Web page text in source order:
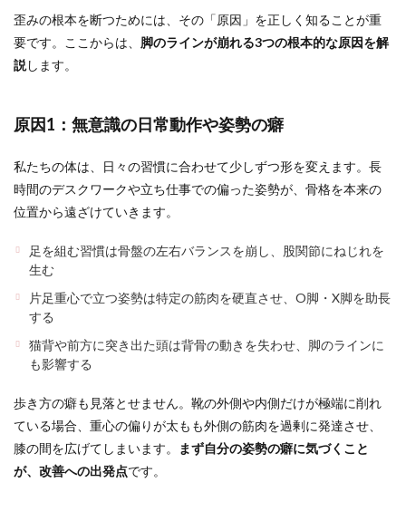
歪みの根本を断つためには、その「原因」を正しく知ることが重
要です。ここからは、 脚のラインが崩れる3つの根本的な原因を解
説します。
原因1：無意識の日常動作や姿勢の癖
私たちの体は、日々の習慣に合わせて少しずつ形を変えます。長
時間のデスクワークや立ち仕事での偏った姿勢が、骨格を本来の
位置から遠ざけていきます。
足を組む習慣は骨盤の左右バランスを崩し、股関節にねじれを
生む
片足重心で立つ姿勢は特定の筋肉を硬直させ、O脚・X脚を助長
する
猫背や前方に突き出た頭は背骨の動きを失わせ、脚のラインに
も影響する
歩き方の癖も見落とせません。靴の外側や内側だけが極端に削れ
ている場合、重心の偏りが太もも外側の筋肉を過剰に発達させ、
膝の間を広げてしまいます。
まず自分の姿勢の癖に気づくこと
が、改善への出発点です。